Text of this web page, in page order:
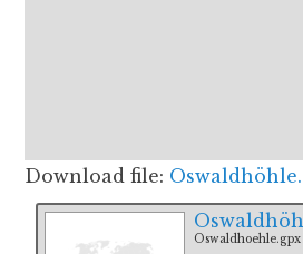
Download file:
Oswaldhoehle.gpx